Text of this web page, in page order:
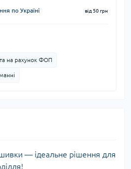
по Україні від 50 грн
на рахунок ФОП
— ідеальне рішення для